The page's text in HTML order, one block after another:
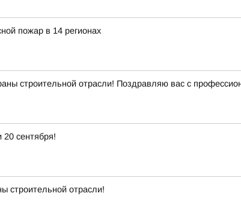
пожар в 14 регионах
строительной отрасли! Поздравляю вас с
сентября!
строительной отрасли!